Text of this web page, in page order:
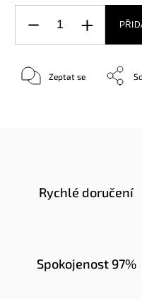
Zeptat se
Rychlé doručení
Spokojenost 97%